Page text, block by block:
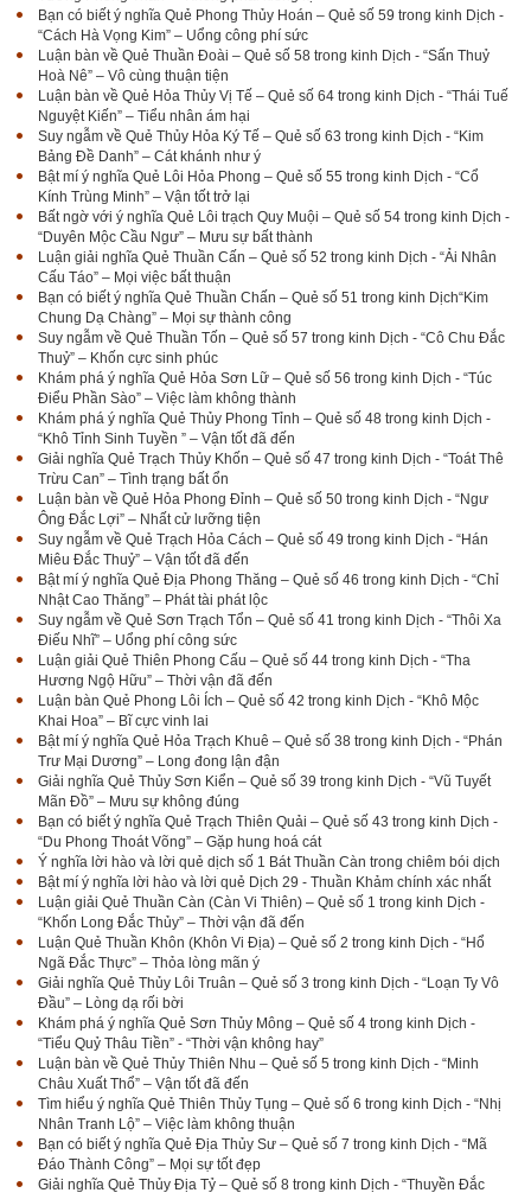
Bạn có biết ý nghĩa Quẻ Phong Thủy Hoán – Quẻ số 59 trong kinh Dịch -
“Cách Hà Vọng Kim” – Uổng công phí sức
Luận bàn về Quẻ Thuần Đoài – Quẻ số 58 trong kinh Dịch - “Sấn Thuỷ
Hoà Nê” – Vô cùng thuận tiện
Luận bàn về Quẻ Hỏa Thủy Vị Tế – Quẻ số 64 trong kinh Dịch - “Thái Tuế
Nguyệt Kiến” – Tiểu nhân ám hại
Suy ngẫm về Quẻ Thủy Hỏa Ký Tế – Quẻ số 63 trong kinh Dịch - “Kim
Bảng Đề Danh” – Cát khánh như ý
Bật mí ý nghĩa Quẻ Lôi Hỏa Phong – Quẻ số 55 trong kinh Dịch - “Cổ
Kính Trùng Minh” – Vận tốt trở lại
Bất ngờ với ý nghĩa Quẻ Lôi trạch Quy Muội – Quẻ số 54 trong kinh Dịch -
“Duyên Mộc Cầu Ngư” – Mưu sự bất thành
Luận giải nghĩa Quẻ Thuần Cấn – Quẻ số 52 trong kinh Dịch - “Ải Nhân
Cấu Táo” – Mọi việc bất thuận
Bạn có biết ý nghĩa Quẻ Thuần Chấn – Quẻ số 51 trong kinh Dịch“Kim
Chung Dạ Chàng” – Mọi sự thành công
Suy ngẫm về Quẻ Thuần Tốn – Quẻ số 57 trong kinh Dịch - “Cô Chu Đắc
Thuỷ” – Khốn cực sinh phúc
Khám phá ý nghĩa Quẻ Hỏa Sơn Lữ – Quẻ số 56 trong kinh Dịch - “Túc
Điểu Phần Sào” – Việc làm không thành
Khám phá ý nghĩa Quẻ Thủy Phong Tỉnh – Quẻ số 48 trong kinh Dịch -
“Khô Tỉnh Sinh Tuyền ” – Vận tốt đã đến
Giải nghĩa Quẻ Trạch Thủy Khốn – Quẻ số 47 trong kinh Dịch - “Toát Thê
Trừu Can” – Tình trạng bất ổn
Luận bàn về Quẻ Hỏa Phong Đỉnh – Quẻ số 50 trong kinh Dịch - “Ngư
Ông Đắc Lợi” – Nhất cử lưỡng tiện
Suy ngẫm về Quẻ Trạch Hỏa Cách – Quẻ số 49 trong kinh Dịch - “Hán
Miêu Đắc Thuỷ” – Vận tốt đã đến
Bật mí ý nghĩa Quẻ Địa Phong Thăng – Quẻ số 46 trong kinh Dịch - “Chỉ
Nhật Cao Thăng” – Phát tài phát lộc
Suy ngẫm về Quẻ Sơn Trạch Tổn – Quẻ số 41 trong kinh Dịch - “Thôi Xa
Điếu Nhĩ” – Uổng phí công sức
Luận giải Quẻ Thiên Phong Cấu – Quẻ số 44 trong kinh Dịch - “Tha
Hương Ngộ Hữu” – Thời vận đã đến
Luận bàn Quẻ Phong Lôi Ích – Quẻ số 42 trong kinh Dịch - “Khô Mộc
Khai Hoa” – Bĩ cực vinh lai
Bật mí ý nghĩa Quẻ Hỏa Trạch Khuê – Quẻ số 38 trong kinh Dịch - “Phán
Trư Mại Dương” – Long đong lận đận
Giải nghĩa Quẻ Thủy Sơn Kiển – Quẻ số 39 trong kinh Dịch - “Vũ Tuyết
Mãn Đồ” – Mưu sự không đúng
Bạn có biết ý nghĩa Quẻ Trạch Thiên Quải – Quẻ số 43 trong kinh Dịch -
“Du Phong Thoát Võng” – Gặp hung hoá cát
Ý nghĩa lời hào và lời quẻ dịch số 1 Bát Thuần Càn trong chiêm bói dịch
Bật mí ý nghĩa lời hào và lời quẻ Dịch 29 - Thuần Khảm chính xác nhất
Luận giải Quẻ Thuần Càn (Càn Vi Thiên) – Quẻ số 1 trong kinh Dịch -
“Khốn Long Đắc Thủy” – Thời vận đã đến
Luận Quẻ Thuần Khôn (Khôn Vi Địa) – Quẻ số 2 trong kinh Dịch - “Hổ
Ngã Đắc Thực” – Thỏa lòng mãn ý
Giải nghĩa Quẻ Thủy Lôi Truân – Quẻ số 3 trong kinh Dịch - “Loạn Ty Vô
Đầu” – Lòng dạ rối bời
Khám phá ý nghĩa Quẻ Sơn Thủy Mông – Quẻ số 4 trong kinh Dịch -
“Tiểu Quỷ Thâu Tiền” - “Thời vận không hay”
Luận bàn về Quẻ Thủy Thiên Nhu – Quẻ số 5 trong kinh Dịch - “Minh
Châu Xuất Thổ” – Vận tốt đã đến
Tìm hiểu ý nghĩa Quẻ Thiên Thủy Tụng – Quẻ số 6 trong kinh Dịch - “Nhị
Nhân Tranh Lộ” – Việc làm không thuận
Bạn có biết ý nghĩa Quẻ Địa Thủy Sư – Quẻ số 7 trong kinh Dịch - “Mã
Đáo Thành Công” – Mọi sự tốt đẹp
Giải nghĩa Quẻ Thủy Địa Tỷ – Quẻ số 8 trong kinh Dịch - “Thuyền Đắc